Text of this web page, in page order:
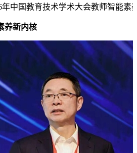
年中国教育技术学术大会教师智能素
养新内核